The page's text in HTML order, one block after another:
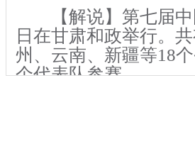
【解说】第七届中
日在甘肃和政举行。
州、云南、新疆等18
个代表队参赛。